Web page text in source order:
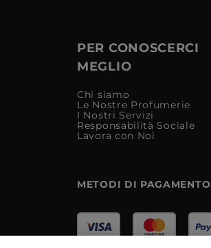
PER CONOSCERCI
MEGLIO
Chi siamo
Le Nostre Profumerie
I Nostri Servizi
Responsabilità Sociale
Lavora con Noi
METODI DI PAGAMENTO